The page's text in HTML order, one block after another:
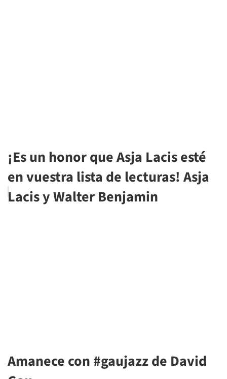
¡Es un honor que Asja Lacis esté
en vuestra lista de lecturas! Asja
Lacis y Walter Benjamin
Amanece con #gaujazz de David